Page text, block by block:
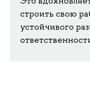
строить свою
устойчивого